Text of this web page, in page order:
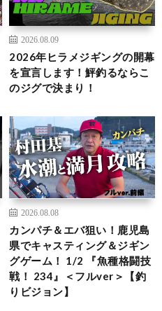
2026.08.09
2026年ヒラメジギングの開幕
を宣言します！鮃釣るならこ
のジグで決まり！
2026.08.08
カンパチ＆エバ狙い！鹿児島
県でキャスティング＆ジギン
グゲーム！ 1/2 『魚種格闘技
戦！ 234』＜フルver＞【釣
りビジョン】